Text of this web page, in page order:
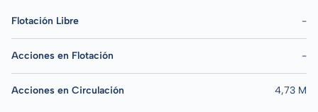
Flotación Libre -
Acciones en Flotación -
Acciones en Circulación 4,73 M